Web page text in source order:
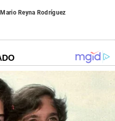
Mario Reyna Rodríguez